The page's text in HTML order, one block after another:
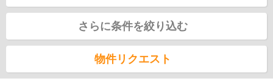
さらに条件を絞り込む
物件リクエスト